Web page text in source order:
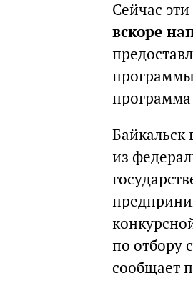
Сейчас
вскоре
программы
программа
Байкальск
из
по отбору
сообщает